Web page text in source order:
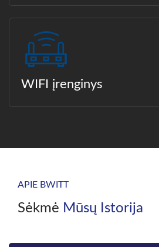
WIFI įrenginys
APIE BWITT
Sėkmė Mūsų Istorija